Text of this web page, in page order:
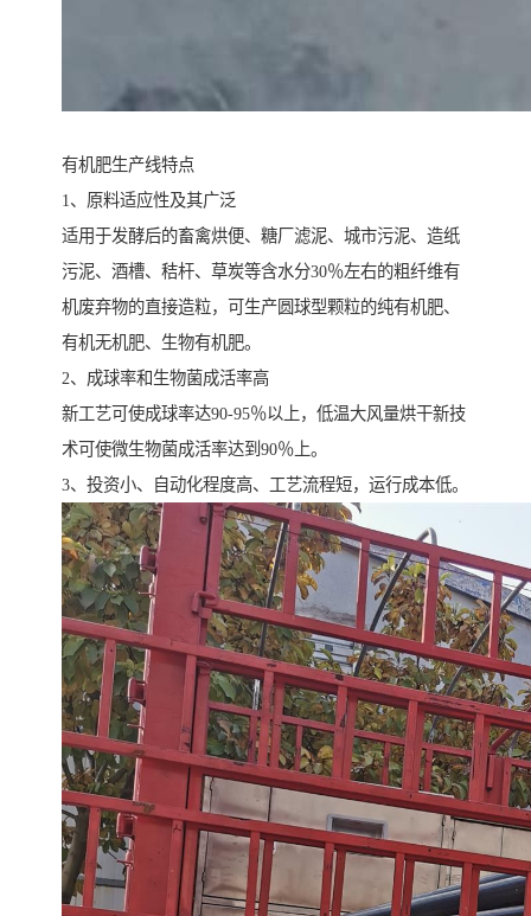
有机肥生产线特点
1、原料适应性及其广泛
适用于发酵后的畜禽烘便、糖厂滤泥、城市污泥、造纸
污泥、酒槽、秸杆、草炭等含水分30％左右的粗纤维有
机废弃物的直接造粒，可生产圆球型颗粒的纯有机肥、
有机无机肥、生物有机肥。
2、成球率和生物菌成活率高
新工艺可使成球率达90-95％以上，低温大风量烘干新技
术可使微生物菌成活率达到90％上。
3、投资小、自动化程度高、工艺流程短，运行成本低。